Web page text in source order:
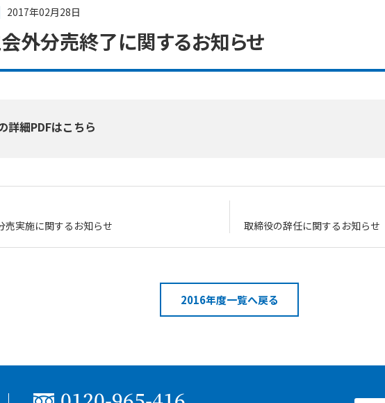
2017年02月28日
外分売終了に関するお知らせ
詳細PDFはこちら
売実施に関するお知らせ
取締役の辞任に関するお知らせ
2016年度一覧へ戻る